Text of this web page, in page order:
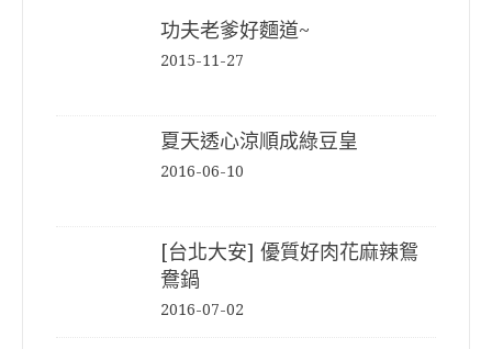
功夫老爹好麵道~
2015-11-27
夏天透心涼順成綠豆皇
2016-06-10
[台北大安] 優質好肉花麻辣鴛
鴦鍋
2016-07-02